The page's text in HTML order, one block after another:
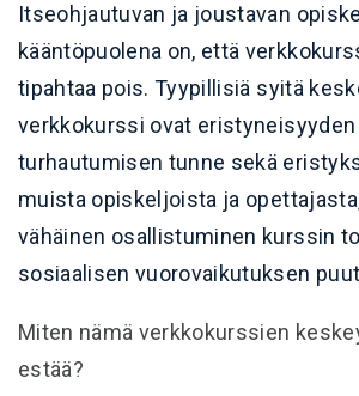
Itseohjautuvan ja joustavan
kääntöpuolena on, että
tipahtaa pois. Tyypillisiä syitä
verkkokurssi ovat eristyneisyyden
turhautumisen tunne sekä
muista opiskeljoista ja
vähäinen osallistuminen kurssin
sosiaalisen vuorovaikutuksen
Miten nämä verkkokurssien
estää?